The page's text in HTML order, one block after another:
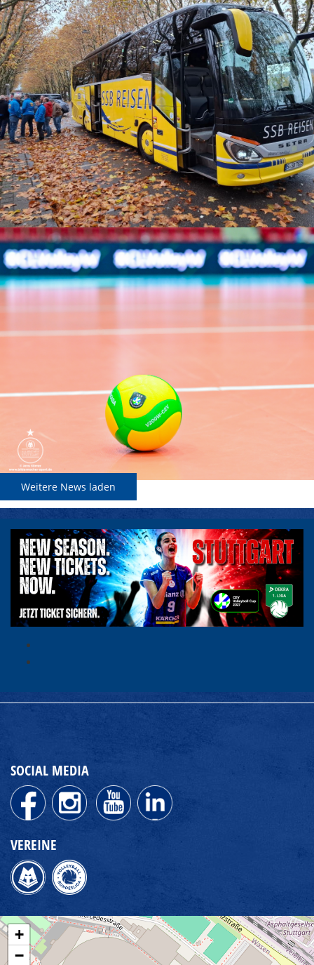
Weitere News laden
SOCIAL MEDIA
VEREINE
+
−